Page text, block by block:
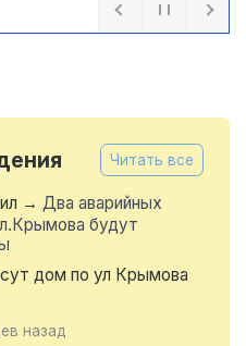
19 часов назад
Читать все
→ Два аварийных
будут
дом по ул Крымова
назад